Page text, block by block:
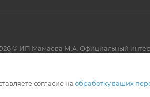
© ИП Мамаева М.А. Официальный
согласие на обработку ваших